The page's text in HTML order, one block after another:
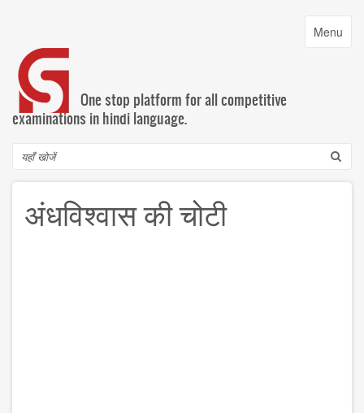
content
Toggle
Menu
One stop platform for all competitive
examinations in hindi language.
Search
अंधविश्वास की चोटी